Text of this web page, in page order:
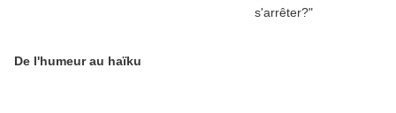
De l'humeur au haïku